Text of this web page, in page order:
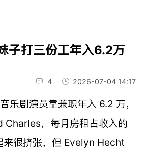
子打三份工年入6.2万
4 2026-07-04 14:17
乐剧演员靠兼职年入 6.2 万，
Charles，每月房租占收入的
来很挤张，但 Evelyn Hecht